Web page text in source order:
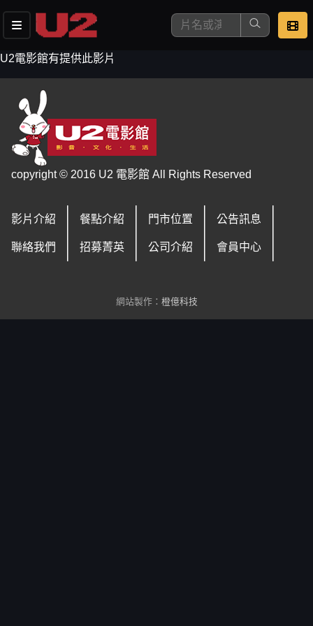
去敲定看片時間
U2電影館有提供此影片
copyright © 2016 U2 電影館 All Rights Reserved
影片介紹 餐點介紹 門市位置 公告訊息
聯絡我們 招募菁英 公司介紹 會員中心
網站製作： 橙億科技